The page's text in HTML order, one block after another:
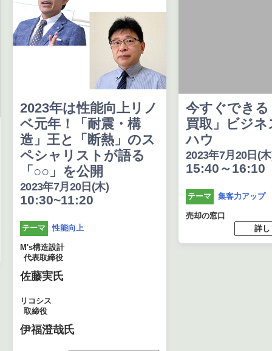
2023年は性能向上リノ
ベ元年！「耐震・構
造」王と「断熱」のス
ペシャリストが語る
「○○」を公開
2023年7月20日(木)
10:30~11:20
テーマ 性能向上
M's構造設計
代表取締役
佐藤実氏
リコシス
取締役
伊福澄哉氏
今すぐできる
買取」ビジ
ハウ
2023年7月20日(
15:40～16:10
テーマ 集客力アップ
売却の窓口
詳